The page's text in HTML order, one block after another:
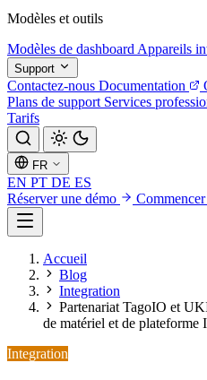
Modèles et outils
Modèles de dashboard Appareils
Support
Contactez-nous Documentation
Plans de support Services
Tarifs
FR
EN PT DE ES
Réserver une démo
Commencer
Accueil
Blog
Integration
Partenariat TagoIO et
de matériel et de
Integration